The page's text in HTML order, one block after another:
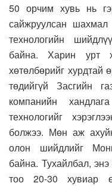
50 орчим хувь нь
сайжруулсан шахмал
технологийн
байна. Харин урт
хөтөлбөрийг хурдтай
төдийгүй Засгийн
компанийн
технологийг
болжээ. Мөн аж
олон шийдлийг
байна. Тухайлбал,
тоо 20-30 хувиар